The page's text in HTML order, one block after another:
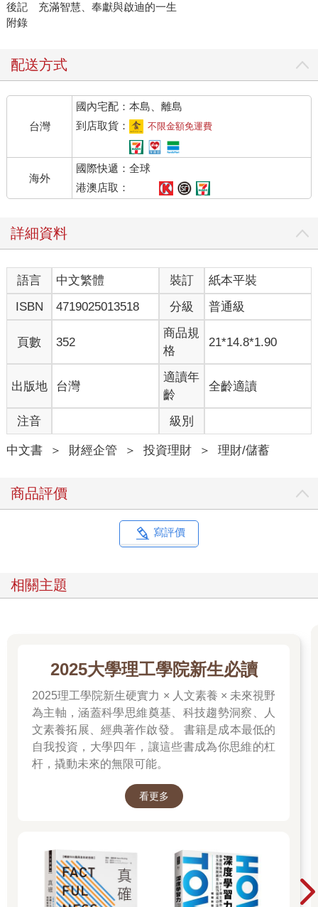
後記 充滿智慧、奉獻與啟迪的一生
附錄
配送方式
台灣
國內宅配：本島、離島
到店取貨：
不限金額免運費
海外
國際快遞：全球
港澳店取：
詳細資料
語言 中文繁體 裝訂
紙本平裝
ISBN
4719025013518 分級 普通級
頁數 352
商品規
格
21*14.8*1.90
出版地 台灣
適讀年
齡
全齡適讀
注音 級別
中文書 ＞ 財經企管 ＞ 投資理財 ＞ 理財/儲蓄
商品評價
寫評價
相關主題
2025大學理工學院新生必讀
2025理工學院新生硬實力 × 人文素養 × 未來視野
為主軸，涵蓋科學思維奠基、科技趨勢洞察、人
文素養拓展、經典著作啟發。 書籍是成本最低的
自我投資，大學四年，讓這些書成為你思維的杠
杆，撬動未來的無限可能。
看更多